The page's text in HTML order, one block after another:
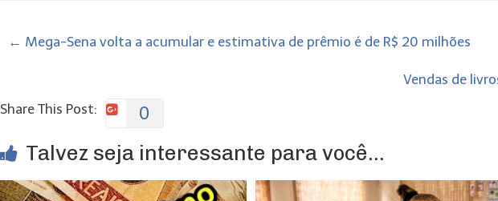
← Mega-Sena volta a acumular e estimativa de prêmio é de R$ 20 milhões
Vendas de
Share This Post:
0
Talvez seja interessante para você...